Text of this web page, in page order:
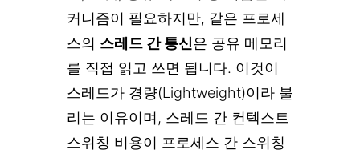
커니즘이 필요하지만, 같은 프로세
스의 스레드 간 통신은 공유 메모리
를 직접 읽고 쓰면 됩니다. 이것이
스레드가 경량(Lightweight)이라 불
리는 이유이며, 스레드 간 컨텍스트
스위칭 비용이 프로세스 간 스위칭